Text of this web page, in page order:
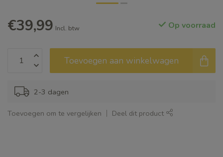
€39,99 Incl. btw Op voorraad
Toevoegen aan winkelwagen
2-3 dagen
Toevoegen om te vergelijken Deel dit product